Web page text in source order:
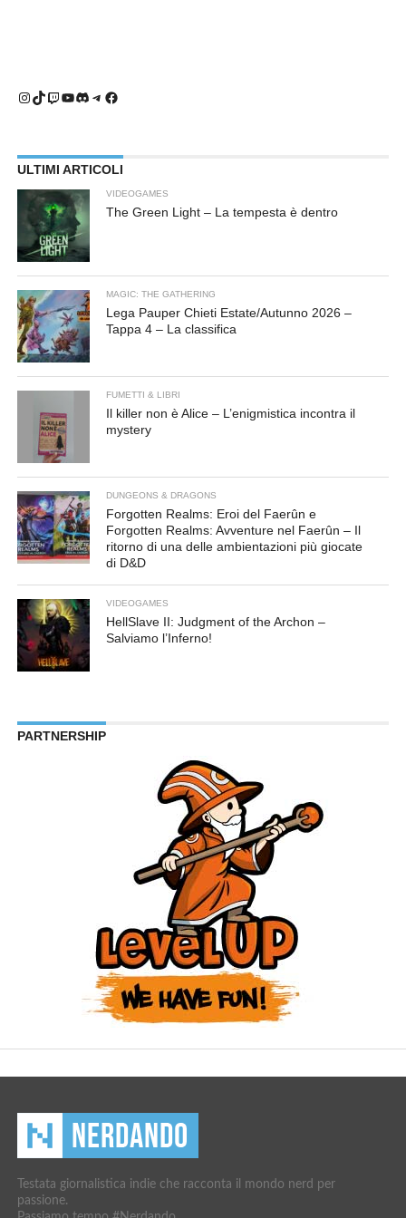
Instagram
TikTok
Twitch
YouTube
Discord
Telegram
Facebook
ULTIMI ARTICOLI
VIDEOGAMES
The Green Light – La tempesta è dentro
MAGIC: THE GATHERING
Lega Pauper Chieti Estate/Autunno 2026 –
Tappa 4 – La classifica
FUMETTI & LIBRI
Il killer non è Alice – L’enigmistica incontra il
mystery
DUNGEONS & DRAGONS
Forgotten Realms: Eroi del Faerûn e
Forgotten Realms: Avventure nel Faerûn – Il
ritorno di una delle ambientazioni più giocate
di D&D
VIDEOGAMES
HellSlave II: Judgment of the Archon –
Salviamo l’Inferno!
PARTNERSHIP
Testata giornalistica indie che racconta il mondo nerd per
passione.